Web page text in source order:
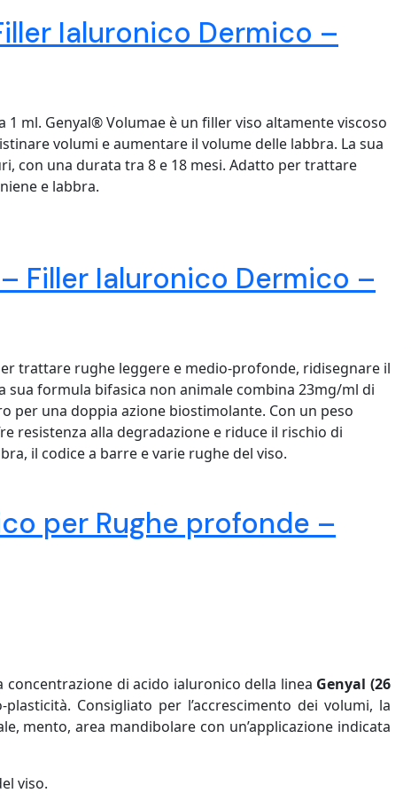
Ialuronico Dermico –
ml. Genyal® Volumae è un filler viso altamente viscoso
volumi e aumentare il volume delle labbra. La sua
con una durata tra 8 e 18 mesi. Adatto per trattare
e labbra.
– Filler Ialuronico Dermico –
trattare rughe leggere e medio-profonde, ridisegnare il
formula bifasica non animale combina 23mg/ml di
per una doppia azione biostimolante. Con un peso
resistenza alla degradazione e riduce il rischio di
il codice a barre e varie rughe del viso.
per Rughe profonde –
di acido ialuronico della linea Genyal (26
Consigliato per l’accrescimento dei volumi, la
mento, area mandibolare con un’applicazione indicata
viso.